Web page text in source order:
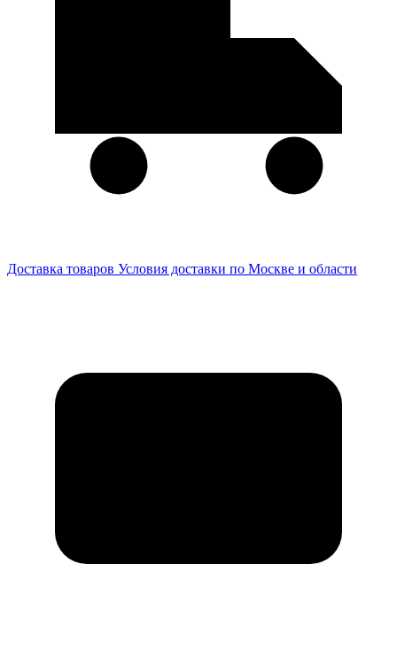
Доставка товаров Условия доставки по Москве и области